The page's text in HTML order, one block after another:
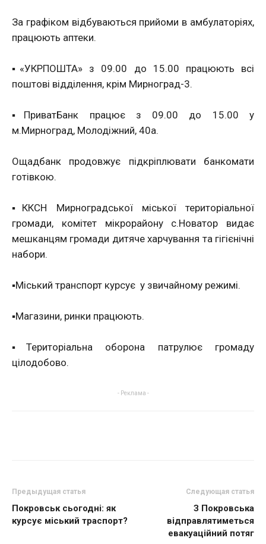
За графіком відбуваються прийоми в амбулаторіях,
працюють аптеки.
▪️«УКРПОШТА» з 09.00 до 15.00 працюють всі
поштові відділення, крім Мирноград-3.
▪️ПриватБанк працює з 09.00 до 15.00 у
м.Мирноград, Молодіжний, 40а.
Ощадбанк продовжує підкріплювати банкомати
готівкою.
▪️ККСН Мирноградської міської територіальної
громади, комітет мікрорайону с.Новатор видає
мешканцям громади дитяче харчування та гігієнічні
набори.
▪️Міський транспорт курсує у звичайному режимі.
▪️Магазини, ринки працюють.
▪️Територіальна оборона патрулює громаду
цілодобово.
- Реклама -
Предыдущая статья
Покровськ сьогодні: як
курсує міський траспорт?
Следующая статья
З Покровська
відправлятиметься
евакуаційний потяг